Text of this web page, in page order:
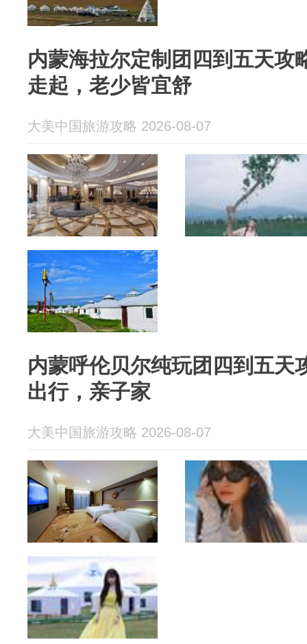
内蒙海拉尔定制团四到五天攻
走起，老少皆宜舒
大美中国旅游攻略 2026-08-07
内蒙呼伦贝尔纯玩团四到五天
出行，亲子家
大美中国旅游攻略 2026-08-07